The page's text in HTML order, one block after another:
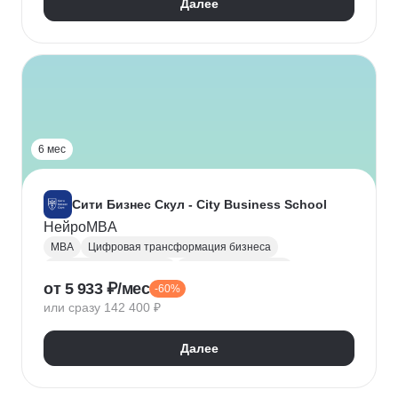
Далее
6 мес
Сити Бизнес Скул - City Business School
НейроMBA
MBA
Цифровая трансформация бизнеса
Операционный менеджмент
Финансовый менеджмент
Маркетинговая стратегия
от 5 933 ₽/мес -60%
или сразу 142 400 ₽
Далее